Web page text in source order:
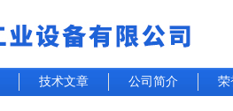
技术文章 公司简介 荣